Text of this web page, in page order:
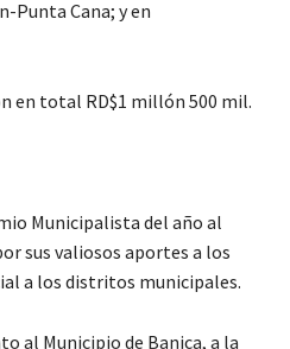
Punta Cana; y en
en total RD$1 millón 500 mil.
Municipalista del año al
sus valiosos aportes a los
a los distritos municipales.
al Municipio de Banica, a la